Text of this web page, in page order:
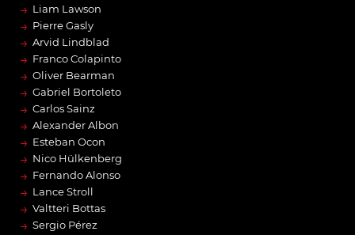
→ Liam Lawson
→ Pierre Gasly
→ Arvid Lindblad
→ Franco Colapinto
→ Oliver Bearman
→ Gabriel Bortoleto
→ Carlos Sainz
→ Alexander Albon
→ Esteban Ocon
→ Nico Hülkenberg
→ Fernando Alonso
→ Lance Stroll
→ Valtteri Bottas
→ Sergio Pérez